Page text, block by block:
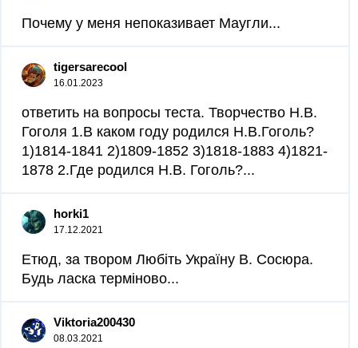
Почему у меня непоказивает Маугли...
tigersarecool
16.01.2023
ответить на вопросы теста. Творчество Н.В.
Гоголя 1.В каком году родился Н.В.Гоголь?
1)1814-1841 2)1809-1852 3)1818-1883 4)1821-
1878 2.Где родился Н.В. Гоголь?...
horki1
17.12.2021
Етюд, за твором Любіть Україну В. Сосюра.
Будь ласка терміново...
Viktoria200430
08.03.2021